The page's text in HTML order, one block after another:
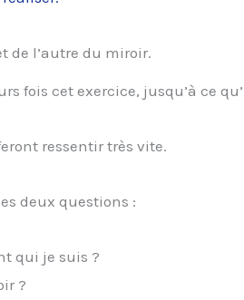
de l’autre du miroir.
fois cet exercice, jusqu’à ce
ressentir très vite.
deux questions :
qui je suis ?
?